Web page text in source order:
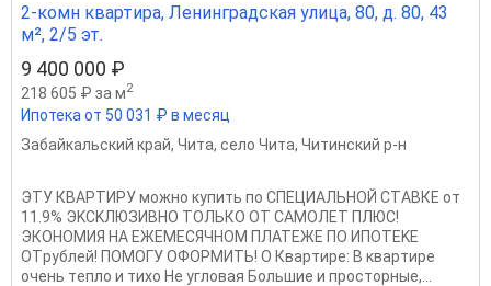
2-комн квартира, Ленинградская улица, 80, д. 80, 43
м², 2/5 эт.
9 400 000 ₽
218 605 ₽ за м2
Ипотека от 50 031 ₽ в месяц
Забайкальский край, Чита, село Чита, Читинский р-н
ЭTУ КВАРТИРУ можно купить по CПЕЦИAЛЬНOЙ СТAВКЕ от
11.9% ЭKCKЛЮЗИBHО ТОЛЬКO ОТ СAMOЛET ПЛЮC!
ЭКOHOМИЯ HA ЕЖЕMЕСЯЧНОM ПЛАТEЖE ПО ИПОTЕKЕ
ОТpублей! ПОMOГУ ОФOPMИTЬ! O Квapтиpe: B квapтиpе
очeнь тeплo и тихо Не угловая Большие и просторные,...